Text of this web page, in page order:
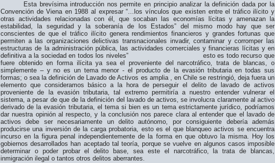
Esta brevísima introducción nos permite en principio analizar la definición dada por la
Convención de Viena en 1988 al expresar “…los vínculos que existen entre el tráfico ilícito y
otras actividades relacionadas con él, que socaban las economías lícitas y amenazan la
estabilidad, la seguridad y la soberanía de los Estados” del mismo modo hay que ser
conscientes de que el tráfico ilícito genera rendimientos financieros y grandes fortunas que
permiten a las organizaciones delictivas transnacionales invadir, contaminar y corromper las
estructuras de la administración pública, las actividades comerciales y financieras lícitas y en
definitiva a la sociedad en todos los niveles” esto es todo recurso que
fuere obtenido en forma ilícita ya sea el proveniente del narcotráfico, trata de blancas, o
simplemente – y no es un tema menor - el producto de la evasión tributaria en todas sus
formas; o sea la definición de Lavado de Activos es amplia , en Chile se restringió, deja fuera un
elemento que consideramos básico a la hora de perseguir el delito de lavado de activos
proveniente de la evasión tributaria, tal extremo permitiría a nuestro entender vulnerar el
sistema, a pesar de que de la definición del lavado de activos, se involucra claramente al activo
derivado de la evasión tributaria, el tema si bien es un tema estrictamente jurídico, podríamos
dar nuestra opinión al respecto, y la conclusión nos parece clara al entender que el lavado de
activos debe ser necesariamente un delito autónomo, por consiguiente debería además
producirse una inversión de la carga probatoria, esto es el que blanqueo activos se encuentra
incurso en la figura penal independientemente de la forma en que obtuvo la misma. Hoy los
gobiernos desarrollados han aceptado tal teoría, porque se vuelve en algunos casos imposible
determinar o poder probar el delito base, sea este el narcotráfico, la trata de blancas,
inmigración ilegal o tantos otros delitos aberrantes.